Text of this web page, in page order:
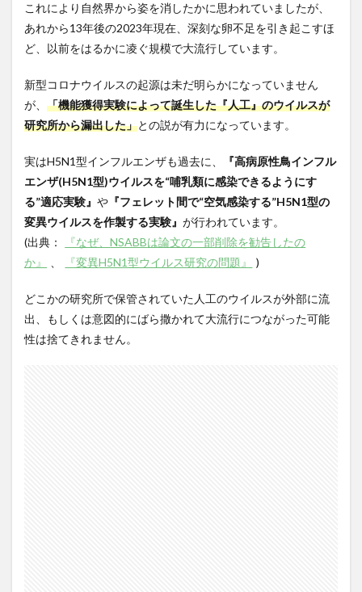
これにより自然界から姿を消したかに思われていましたが、
あれから13年後の2023年現在、深刻な卵不足を引き起こすほ
ど、以前をはるかに凌ぐ規模で大流行しています。
新型コロナウイルスの起源は未だ明らかになっていません
が、 「機能獲得実験によって誕生した『人工』のウイルスが
研究所から漏出した」との説が有力になっています。
実はH5N1型インフルエンザも過去に、
『高病原性鳥インフル
エンザ(H5N1型)ウイルスを“哺乳類に感染できるようにす
る”適応実験』 や 『フェレット間で“空気感染する”H5N1型の
変異ウイルスを作製する実験』 が行われています。
(出典： 『なぜ、NSABBは論文の一部削除を勧告したの
か』
『変異H5N1型ウイルス研究の問題』 )
どこかの研究所で保管されていた人工のウイルスが外部に流
出、もしくは意図的にばら撒かれて大流行につながった可能
性は捨てきれません。